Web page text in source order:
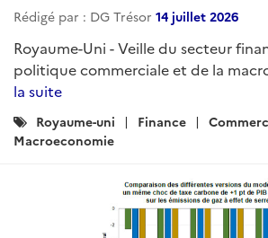
Rédigé par : DG Trésor 14 juillet 2026
Royaume-Uni - Veille du secteur
politique commerciale et de la
la suite
Catégories
:
Royaume-uni Finance
Macroeconomie